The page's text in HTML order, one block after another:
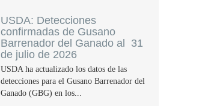
USDA: Detecciones
confirmadas de Gusano
Barrenador del Ganado al 31
de julio de 2026
USDA ha actualizado los datos de las
detecciones para el Gusano Barrenador del
Ganado (GBG) en los...